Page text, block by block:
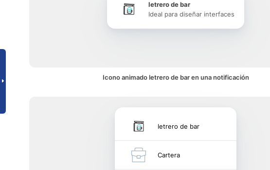
letrero de bar
Ideal para diseñar interfaces
Icono animado letrero de bar en una notificación
letrero de bar
Cartera